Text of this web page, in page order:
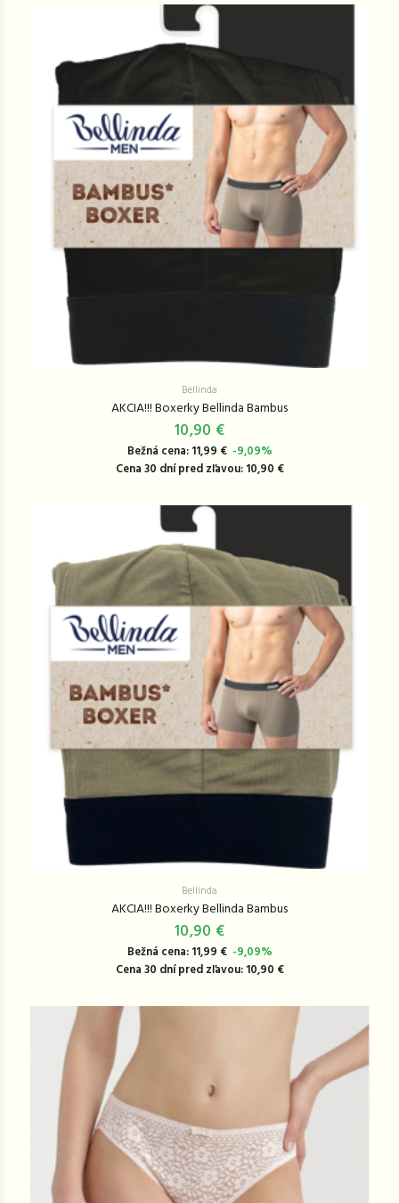
Bellinda
AKCIA!!! Boxerky Bellinda Bambus
10,90 €
Bežná cena: 11,99 € -9,09%
Cena 30 dní pred zľavou: 10,90 €
Bellinda
AKCIA!!! Boxerky Bellinda Bambus
10,90 €
Bežná cena: 11,99 € -9,09%
Cena 30 dní pred zľavou: 10,90 €